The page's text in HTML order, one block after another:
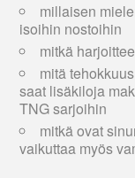
millaisen
isoihin nostoihin
mitkä
mitä
saat lisäkiloja
TNG sarjoihin
mitkä ovat
vaikuttaa myös